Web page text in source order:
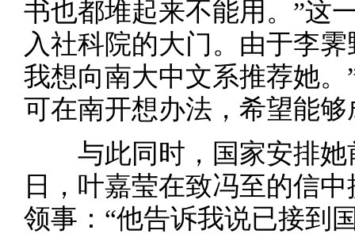
书也都堆起来不能用。”这
入社科院的大门。由于李
我想向南大中文系推荐她
可在南开想办法，希望能够
与此同时，国家安排她
日，叶嘉莹在致冯至的信
领事：“他告诉我说已接到